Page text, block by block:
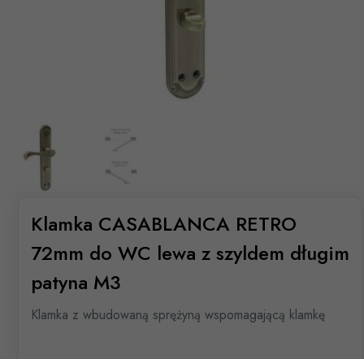
Klamka CASABLANCA RETRO
72mm do WC lewa z szyldem długim
patyna M3
Klamka z wbudowaną sprężyną wspomagającą klamkę